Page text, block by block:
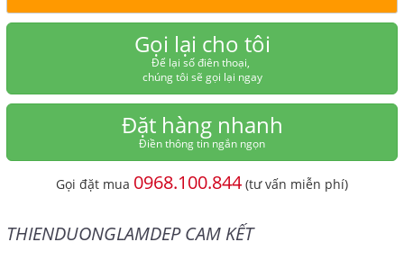
Gọi lại cho tôi
Để lại số điên thoại,
chúng tôi sẽ gọi lại ngay
Đặt hàng nhanh
Điền thông tin ngắn ngọn
Gọi đặt mua 0968.100.844 (tư vấn miễn phí)
THIENDUONGLAMDEP CAM KẾT